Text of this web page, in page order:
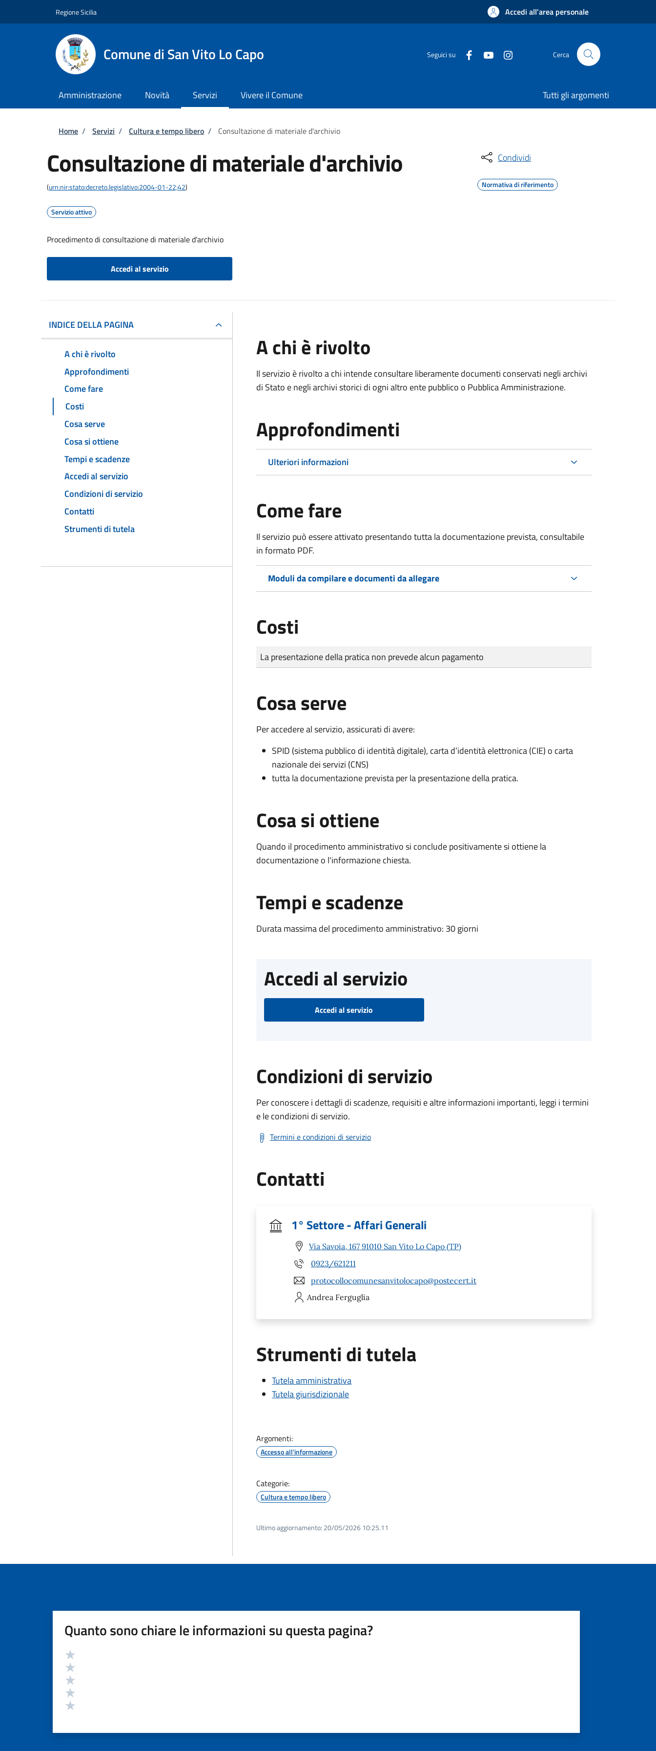
Regione Sicilia Accedi all'area personale
Comune di San Vito Lo Capo Seguici su Cerca
Amministrazione Novità Servizi Vivere il Comune Tutti gli argomenti
Briciole di pane
Home / Servizi / Cultura e tempo libero / Consultazione di materiale d'archivio
Consultazione di materiale d'archivio
(urn:nir:stato:decreto.legislativo:2004-01-22;42)
Servizio attivo
Procedimento di consultazione di materiale d'archivio
Accedi al servizio
Condividi
Normativa di riferimento
INDICE DELLA PAGINA
A chi è rivolto
Approfondimenti
Come fare
Costi
Cosa serve
Cosa si ottiene
Tempi e scadenze
Accedi al servizio
Condizioni di servizio
Contatti
Strumenti di tutela
A chi è rivolto
Il servizio è rivolto a chi intende consultare liberamente documenti conservati negli archivi
di Stato e negli archivi storici di ogni altro ente pubblico o Pubblica Amministrazione.
Approfondimenti
Ulteriori informazioni
Come fare
Il servizio può essere attivato presentando tutta la documentazione prevista, consultabile
in formato PDF.
Moduli da compilare e documenti da allegare
Costi
Tipo di pagamento
Importo
La presentazione della pratica non prevede alcun pagamento
Cosa serve
Per accedere al servizio, assicurati di avere:
SPID (sistema pubblico di identità digitale), carta d’identità elettronica (CIE) o carta
nazionale dei servizi (CNS)
tutta la documentazione prevista per la presentazione della pratica.
Cosa si ottiene
Quando il procedimento amministrativo si conclude positivamente si ottiene la
documentazione o l'informazione chiesta.
Tempi e scadenze
Durata massima del procedimento amministrativo: 30 giorni
Accedi al servizio
Accedi al servizio
Condizioni di servizio
Per conoscere i dettagli di scadenze, requisiti e altre informazioni importanti, leggi i termini
e le condizioni di servizio.
Termini e condizioni di servizio
Contatti
1° Settore - Affari Generali
Via Savoia, 167 91010 San Vito Lo Capo (TP)
0923/621211
protocollocomunesanvitolocapo@postecert.it
Andrea Ferguglia
Strumenti di tutela
Tutela amministrativa
Tutela giurisdizionale
Argomenti:
Accesso all'informazione
Categorie:
Cultura e tempo libero
Ultimo aggiornamento: 20/05/2026 10:25.11
Quanto sono chiare le informazioni su questa pagina?
Valutazione